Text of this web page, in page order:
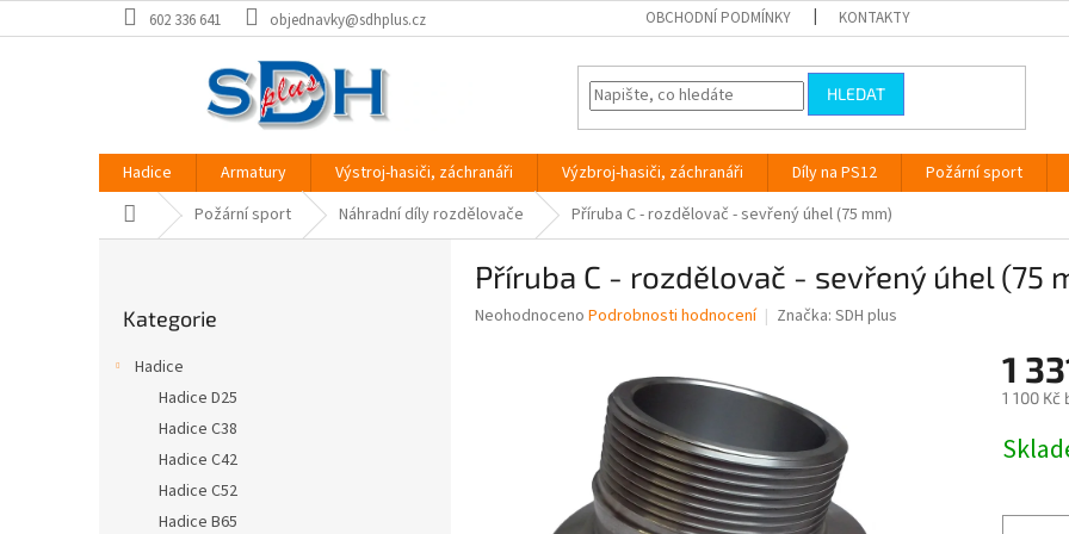
na
602 336 641 objednavky@sdhplus.cz OBCHODNÍ PODMÍNKY KONTAKTY
HLEDAT
Hadice Armatury Výstroj-hasiči, záchranáři Výzbroj-hasiči, záchranáři Díly na PS12 Požární sport
Domů Požární sport Náhradní díly rozdělovače Příruba C - rozdělovač - sevřený úhel (75 mm)
kategorie
Kategorie
Hadice
Hadice D25
Hadice C38
Hadice C42
Hadice C52
Hadice B65
Příruba C - rozdělovač - sevřený úhel (75
Průměrné
Neohodnoceno Podrobnosti hodnocení Značka: SDH plus
1
1 100 Kč
cena: